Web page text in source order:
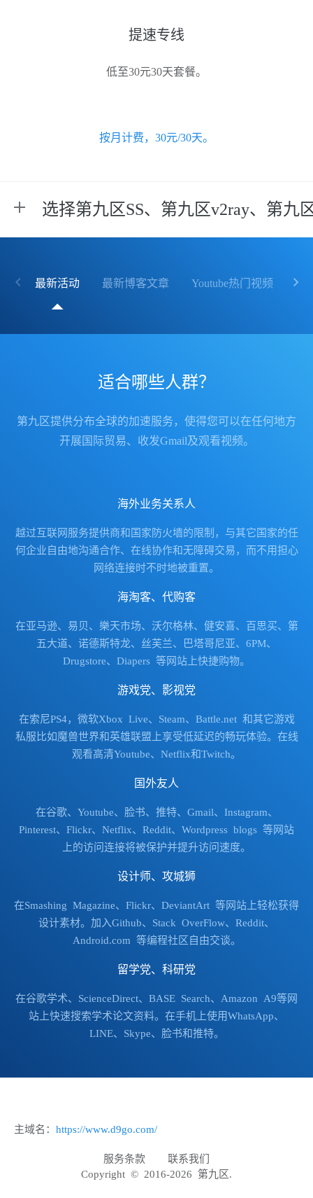
提速专线
低至30元30天套餐。
按月计费，30元/30天。
选择第九区SS、第九区v2ray、第九
最新活动 最新博客文章 Youtube热门视频 行
适合哪些人群？
第九区提供分布全球的加速服务，使得您可以在任何地方
开展国际贸易、收发Gmail及观看视频。
海外业务关系人
越过互联网服务提供商和国家防火墙的限制，与其它国家的任
何企业自由地沟通合作、在线协作和无障碍交易，而不用担心
网络连接时不时地被重置。
海淘客、代购客
在亚马逊、易贝、樂天市场、沃尔格林、健安喜、百思买、第
五大道、诺德斯特龙、丝芙兰、巴塔哥尼亚、6PM、
Drugstore、Diapers 等网站上快捷购物。
游戏党、影视党
在索尼PS4，微软Xbox Live、Steam、Battle.net 和其它游戏
私服比如魔兽世界和英雄联盟上享受低延迟的畅玩体验。在线
观看高清Youtube、Netflix和Twitch。
国外友人
在谷歌、Youtube、脸书、推特、Gmail、Instagram、
Pinterest、Flickr、Netflix、Reddit、Wordpress blogs 等网站
上的访问连接将被保护并提升访问速度。
设计师、攻城狮
在Smashing Magazine、Flickr、DeviantArt 等网站上轻松获得
设计素材。加入Github、Stack OverFlow、Reddit、
Android.com 等编程社区自由交谈。
留学党、科研党
在谷歌学术、ScienceDirect、BASE Search、Amazon A9等网
站上快速搜索学术论文资料。在手机上使用WhatsApp、
LINE、Skype、脸书和推特。
主域名： https://www.d9go.com/
服务条款
联系我们
Copyright © 2016-2026 第九区.